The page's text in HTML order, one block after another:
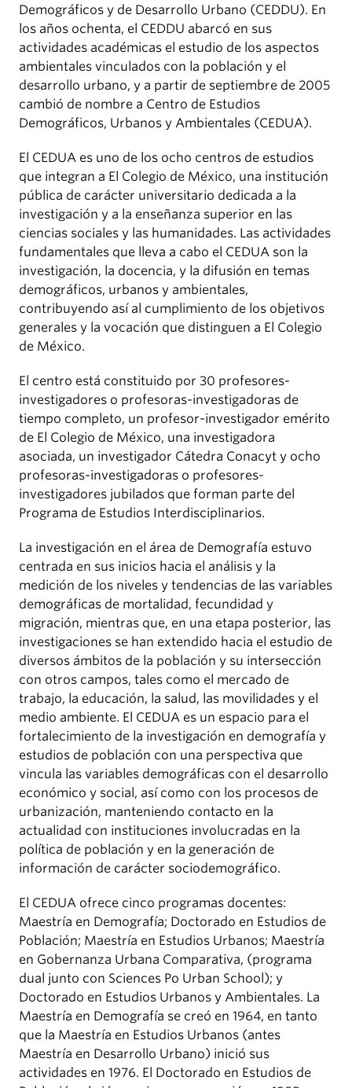
Demográficos y de Desarrollo Urbano (CEDDU). En
los años ochenta, el CEDDU abarcó en sus
actividades académicas el estudio de los aspectos
ambientales vinculados con la población y el
desarrollo urbano, y a partir de septiembre de 2005
cambió de nombre a Centro de Estudios
Demográficos, Urbanos y Ambientales (CEDUA).
El CEDUA es uno de los ocho centros de estudios
que integran a El Colegio de México, una institución
pública de carácter universitario dedicada a la
investigación y a la enseñanza superior en las
ciencias sociales y las humanidades. Las actividades
fundamentales que lleva a cabo el CEDUA son la
investigación, la docencia, y la difusión en temas
demográficos, urbanos y ambientales,
contribuyendo así al cumplimiento de los objetivos
generales y la vocación que distinguen a El Colegio
de México.
El centro está constituido por 30 profesores-
investigadores o profesoras-investigadoras de
tiempo completo, un profesor-investigador emérito
de El Colegio de México, una investigadora
asociada, un investigador Cátedra Conacyt y ocho
profesoras-investigadoras o profesores-
investigadores jubilados que forman parte del
Programa de Estudios Interdisciplinarios.
La investigación en el área de Demografía estuvo
centrada en sus inicios hacia el análisis y la
medición de los niveles y tendencias de las variables
demográficas de mortalidad, fecundidad y
migración, mientras que, en una etapa posterior, las
investigaciones se han extendido hacia el estudio de
diversos ámbitos de la población y su intersección
con otros campos, tales como el mercado de
trabajo, la educación, la salud, las movilidades y el
medio ambiente. El CEDUA es un espacio para el
fortalecimiento de la investigación en demografía y
estudios de población con una perspectiva que
vincula las variables demográficas con el desarrollo
económico y social, así como con los procesos de
urbanización, manteniendo contacto en la
actualidad con instituciones involucradas en la
política de población y en la generación de
información de carácter sociodemográfico.
El CEDUA ofrece cinco programas docentes:
Maestría en Demografía; Doctorado en Estudios de
Población; Maestría en Estudios Urbanos; Maestría
en Gobernanza Urbana Comparativa, (programa
dual junto con Sciences Po Urban School); y
Doctorado en Estudios Urbanos y Ambientales. La
Maestría en Demografía se creó en 1964, en tanto
que la Maestría en Estudios Urbanos (antes
Maestría en Desarrollo Urbano) inició sus
actividades en 1976. El Doctorado en Estudios de